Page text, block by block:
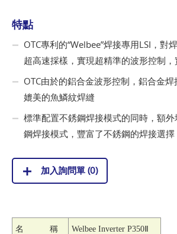
特點
OTC專利的“Welbee”焊接專用LSI，對
超高速採樣，實現超精準的波形控制
OTC由於的鋁合金波形控制，鋁合金
媲美的魚鱗紋焊縫
標準配置不銹鋼焊接模式的同時，額
鋼焊接模式，豐富了不銹鋼的焊接選擇
加入詢問單 (0)
名 稱 Welbee Inverter P350